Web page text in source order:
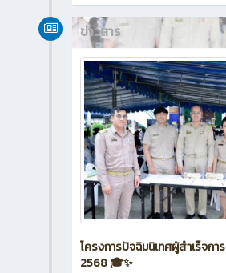
ข่าวสาร
โครงการปัจฉิมนิเทศผู้สำเร็จกา
2568 🎓✨